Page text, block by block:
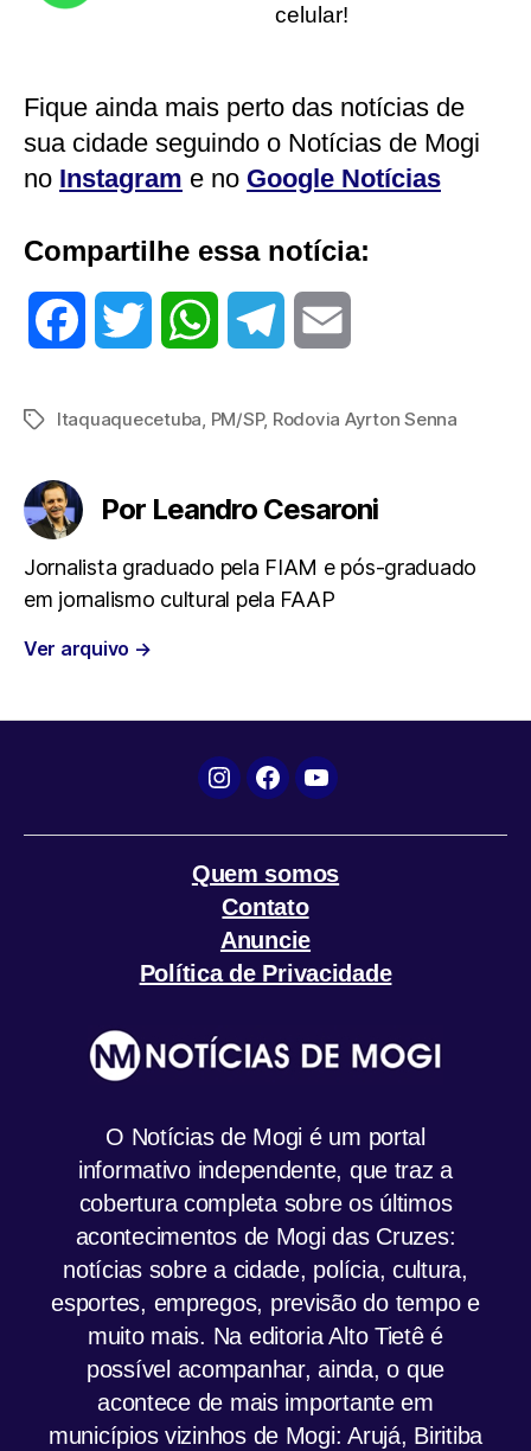
celular!
Fique ainda mais perto das notícias de
sua cidade seguindo o Notícias de Mogi
no Instagram e no Google Notícias
Compartilhe essa notícia:
c
o
o
k
e A
p
r
m
a
TagsItaquaquecetuba PM/SP, Rodovia Ayrton Senna
Por Leandro Cesaroni
Jornalista graduado pela FIAM e pós-graduado
em jornalismo cultural pela FAAP
Ver arquivo →
Instagram
FacebookYouTube
Quem somos
Contato
Anuncie
Política de Privacidade
O Notícias de Mogi é um portal
informativo independente, que traz a
cobertura completa sobre os últimos
acontecimentos de Mogi das Cruzes:
notícias sobre a cidade, polícia, cultura,
esportes, empregos, previsão do tempo e
muito mais. Na editoria Alto Tietê é
possível acompanhar, ainda, o que
acontece de mais importante em
municípios vizinhos de Mogi: Arujá, Biritiba